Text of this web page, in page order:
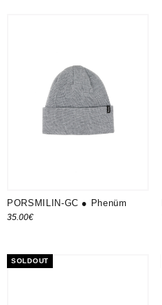
PORSMILIN-GC ● Phenüm
35.00€
SOLDOUT